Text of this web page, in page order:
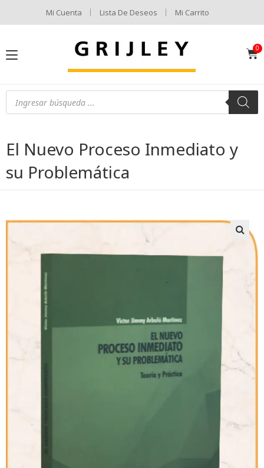
Mi Cuenta Lista De Deseos Mi Carrito
El Nuevo Proceso Inmediato y
su Problemática